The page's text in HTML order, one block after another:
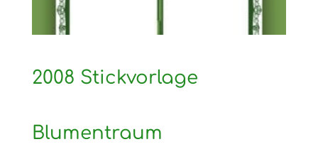
2008 Stickvorlage
Blumentraum